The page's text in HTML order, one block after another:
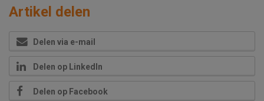
Artikel delen
Delen via e-mail
Delen op LinkedIn
Delen op Facebook